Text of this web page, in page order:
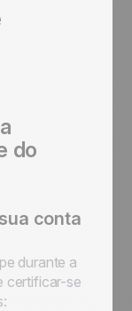
do
conta
durante a
certificar-se